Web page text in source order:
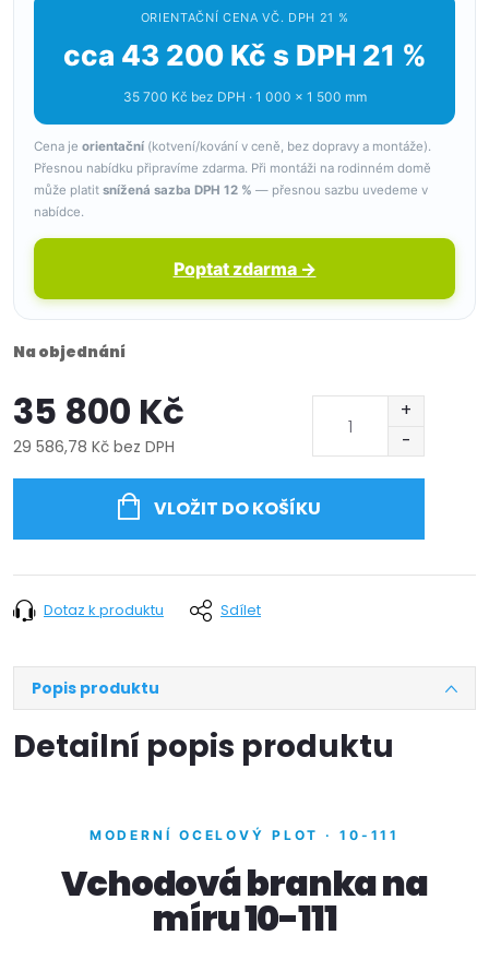
ORIENTAČNÍ CENA VČ. DPH 21 %
cca 43 200 Kč s DPH 21 %
35 700 Kč bez DPH · 1 000 × 1 500 mm
Cena je orientační (kotvení/kování v ceně, bez dopravy a montáže).
Přesnou nabídku připravíme zdarma. Při montáži na rodinném domě
může platit snížená sazba DPH 12 % — přesnou sazbu uvedeme v
nabídce.
Poptat zdarma →
Na objednání
35 800 Kč
29 586,78 Kč bez DPH
VLOŽIT DO KOŠÍKU
Dotaz k produktu Sdílet
Popis produktu
Detailní popis produktu
MODERNÍ OCELOVÝ PLOT · 10-111
Vchodová branka na
míru 10-111